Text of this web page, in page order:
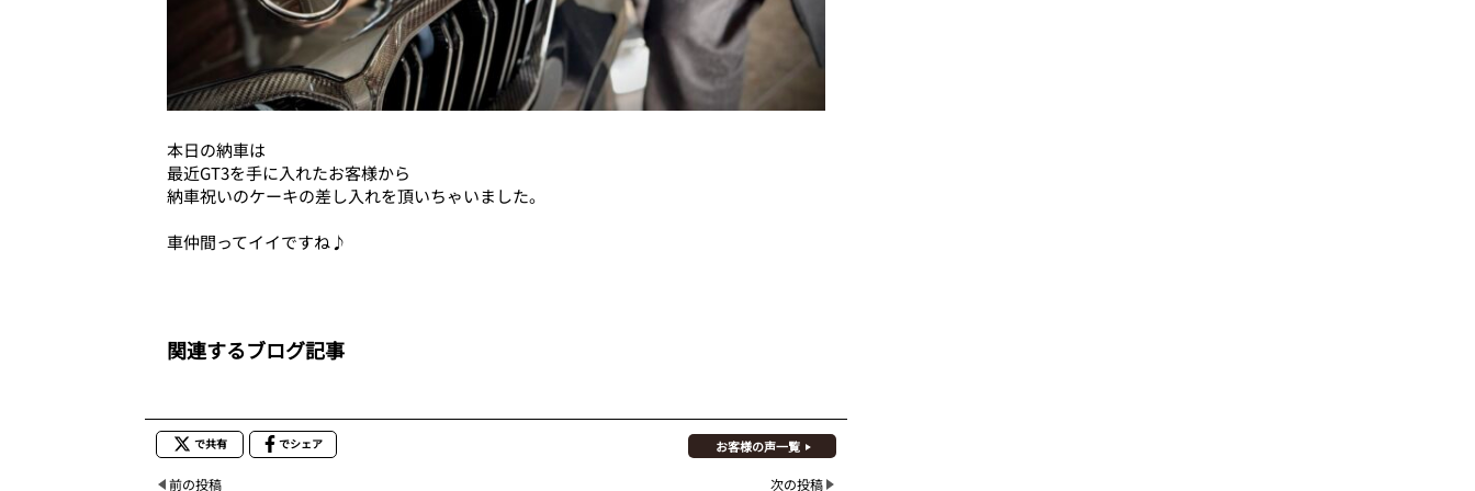
本日の納車は
最近GT3を手に入れたお客様から
納車祝いのケーキの差し入れを頂いちゃいました。
車仲間ってイイですね♪
関連するブログ記事
で共有 でシェア お客様の声一覧
前の投稿 次の投稿